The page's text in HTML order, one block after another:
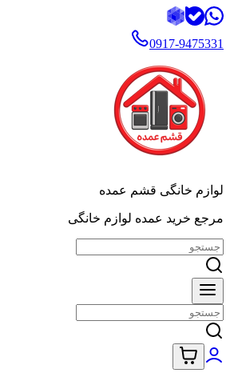
0917-9475331
لوازم خانگی قشم عمده
مرجع خرید عمده لوازم خانگی